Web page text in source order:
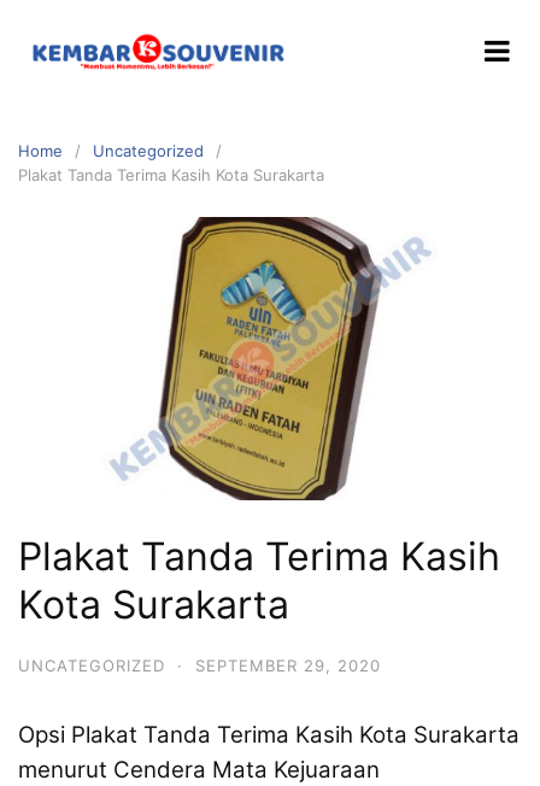
Home
Uncategorized
Plakat Tanda Terima Kasih Kota Surakarta
Plakat Tanda Terima Kasih
Kota Surakarta
UNCATEGORIZED · SEPTEMBER 29, 2020
Opsi Plakat Tanda Terima Kasih Kota Surakarta
menurut Cendera Mata Kejuaraan